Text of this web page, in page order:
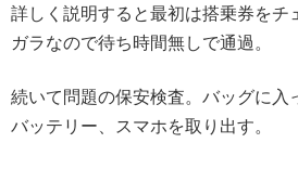
詳しく説明すると最初は搭乗券をチ
ガラなので待ち時間無しで通過。
続いて問題の保安検査。バッグに入
バッテリー、スマホを取り出す。